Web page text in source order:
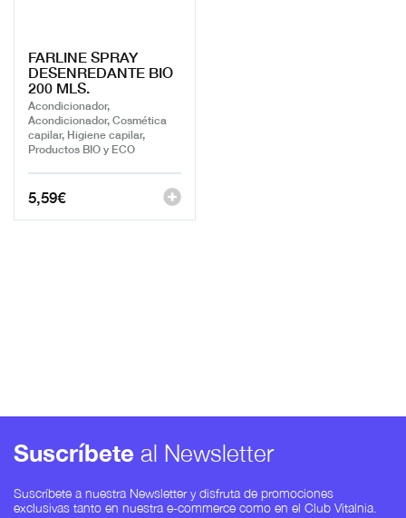
FARLINE SPRAY
DESENREDANTE BIO
200 MLS.
Acondicionador,
Acondicionador, Cosmética
capilar, Higiene capilar,
Productos BIO y ECO
5,59€
Suscríbete al Newsletter
Suscríbete a nuestra Newsletter y disfruta de promociones
exclusivas tanto en nuestra e-commerce como en el Club Vitalnia.